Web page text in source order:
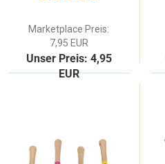
Marketplace Preis:
7,95 EUR
Unser Preis: 4,95
EUR